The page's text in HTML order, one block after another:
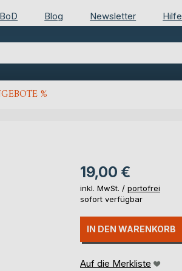
Blog Newsletter Hilfe
%
19,00 €
inkl. MwSt. / portofrei
sofort verfügbar
IN DEN WARENKORB
Auf die Merkliste